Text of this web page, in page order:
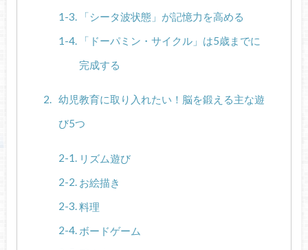
「シータ波状態」が記憶力を高める
「ドーパミン・サイクル」は5歳までに
完成する
幼児教育に取り入れたい！脳を鍛える主な遊
び5つ
リズム遊び
お絵描き
料理
ボードゲーム